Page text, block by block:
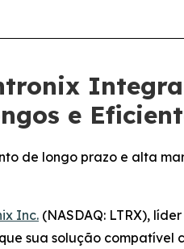
e
de longo prazo e alta
Inc. (NASDAQ: LTRX),
sua solução compatível